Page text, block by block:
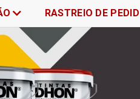
RASTREIO DE